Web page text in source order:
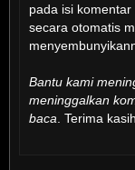
pada isi
secara otomatis
Bantu kami
meninggalkan
baca. Terima